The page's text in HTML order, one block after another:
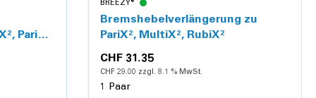
PariX²,
BREEZY®
Bremshebelverlängerung zu
PariX², MultiX², RubiX²
CHF 31.35
CHF 29.00 zzgl. 8.1 % MwSt.
1 Paar